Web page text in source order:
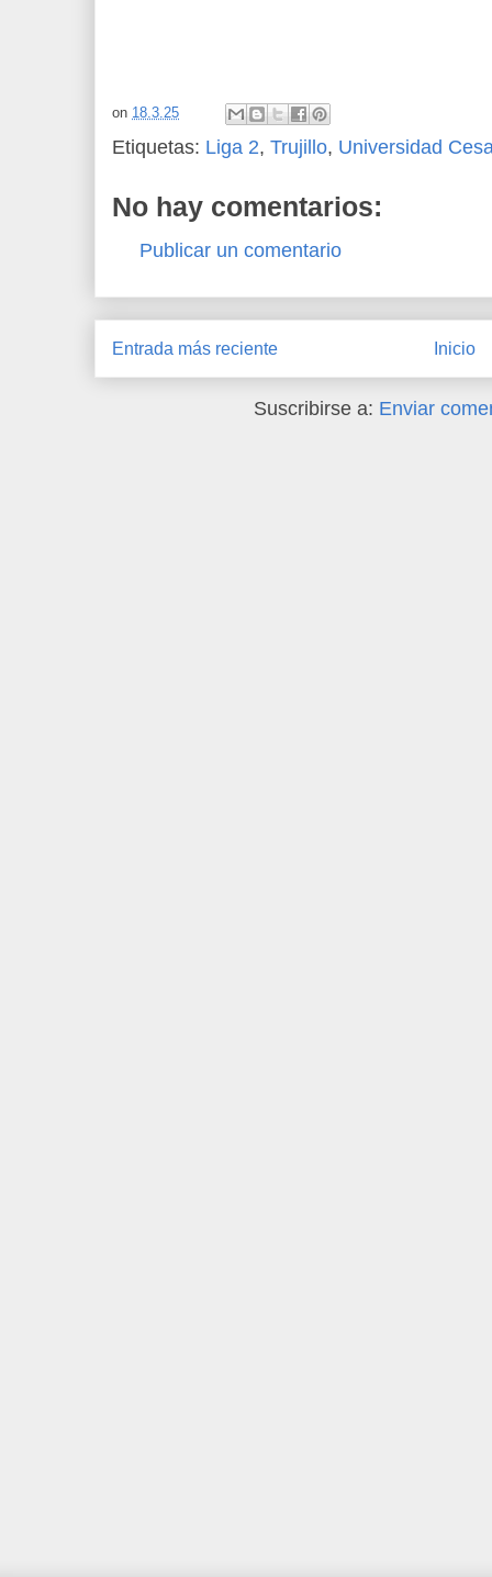
on 18.3.25
Etiquetas: Liga 2, Trujillo, Universidad
No hay comentarios:
Publicar un comentario
Entrada más reciente Inicio
Suscribirse a: Enviar